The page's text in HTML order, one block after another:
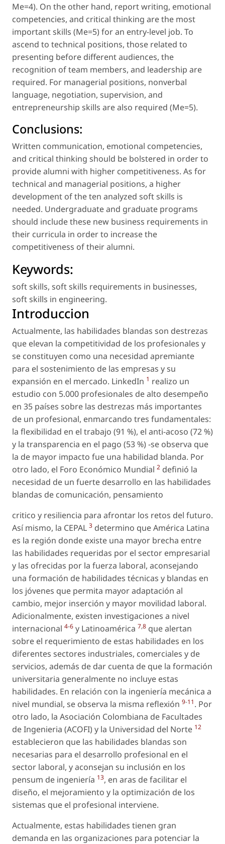
Me=4). On the other hand, report writing, emotional
competencies, and critical thinking are the most
important skills (Me=5) for an entry-level job. To
ascend to technical positions, those related to
presenting before different audiences, the
recognition of team members, and leadership are
required. For managerial positions, nonverbal
language, negotiation, supervision, and
entrepreneurship skills are also required (Me=5).
Conclusions:
Written communication, emotional competencies,
and critical thinking should be bolstered in order to
provide alumni with higher competitiveness. As for
technical and managerial positions, a higher
development of the ten analyzed soft skills is
needed. Undergraduate and graduate programs
should include these new business requirements in
their curricula in order to increase the
competitiveness of their alumni.
Keywords:
soft skills, soft skills requirements in businesses,
soft skills in engineering.
Introduccion
Actualmente, las habilidades blandas son destrezas
que elevan la competitividad de los profesionales y
se constituyen como una necesidad apremiante
para el sostenimiento de las empresas y su
expansión en el mercado. LinkedIn 1 realizo un
estudio con 5.000 profesionales de alto desempeño
en 35 países sobre las destrezas más importantes
de un profesional, enmarcando tres fundamentales:
la flexibilidad en el trabajo (91 %), el anti-acoso (72 %)
y la transparencia en el pago (53 %) -se observa que
la de mayor impacto fue una habilidad blanda. Por
otro lado, el Foro Económico Mundial 2 definió la
necesidad de un fuerte desarrollo en las habilidades
blandas de comunicación, pensamiento
critico y resiliencia para afrontar los retos del futuro.
Así mismo, la CEPAL 3 determino que América Latina
es la región donde existe una mayor brecha entre
las habilidades requeridas por el sector empresarial
y las ofrecidas por la fuerza laboral, aconsejando
una formación de habilidades técnicas y blandas en
los jóvenes que permita mayor adaptación al
cambio, mejor inserción y mayor movilidad laboral.
Adicionalmente, existen investigaciones a nivel
internacional 4-6 y Latinoamérica 7,8 que alertan
sobre el requerimiento de estas habilidades en los
diferentes sectores industriales, comerciales y de
servicios, además de dar cuenta de que la formación
universitaria generalmente no incluye estas
habilidades. En relación con la ingeniería mecánica a
nivel mundial, se observa la misma reflexión 9-11. Por
otro lado, la Asociación Colombiana de Facultades
de Ingenieria (ACOFI) y la Universidad del Norte 12
establecieron que las habilidades blandas son
necesarias para el desarrollo profesional en el
sector laboral, y aconsejan su inclusión en los
pensum de ingeniería 13, en aras de facilitar el
diseño, el mejoramiento y la optimización de los
sistemas que el profesional interviene.
Actualmente, estas habilidades tienen gran
demanda en las organizaciones para potenciar la